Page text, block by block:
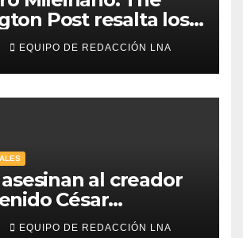
Post resalta los
de la economía de
califica como «El
de Argentina
EQUIPO DE REDACCIÓN LNA
al creador
César
durante una
EQUIPO DE REDACCIÓN LNA